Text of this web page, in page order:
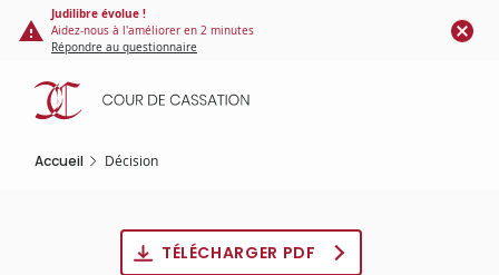
Panneau de gestion des cookies
contenu
principal
Judilibre évolue !
Aidez-nous à l'améliorer en 2 minutes
Répondre au questionnaire
Accueil Décision
TÉLÉCHARGER PDF